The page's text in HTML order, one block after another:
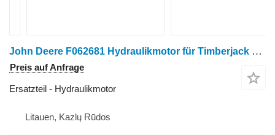
John Deere F062681 Hydraulikmotor für Timberjack Harvester
Preis auf Anfrage
Ersatzteil - Hydraulikmotor
Litauen, Kazlų Rūdos